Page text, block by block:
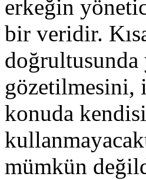
erkeğin
bir veridir.
gözetilmesini,
konuda
mümkün